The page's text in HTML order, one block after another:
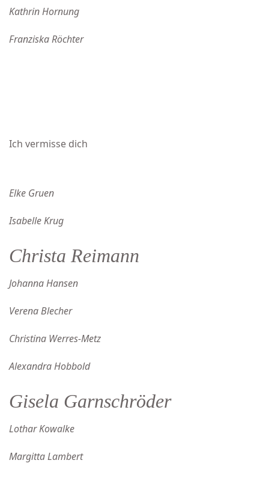
Kathrin Hornung
Franziska Röchter
Ich vermisse dich
Elke Gruen
Isabelle Krug
Christa Reimann
Johanna Hansen
Verena Blecher
Christina Werres-Metz
Alexandra Hobbold
Gisela Garnschröder
Lothar Kowalke
Margitta Lambert